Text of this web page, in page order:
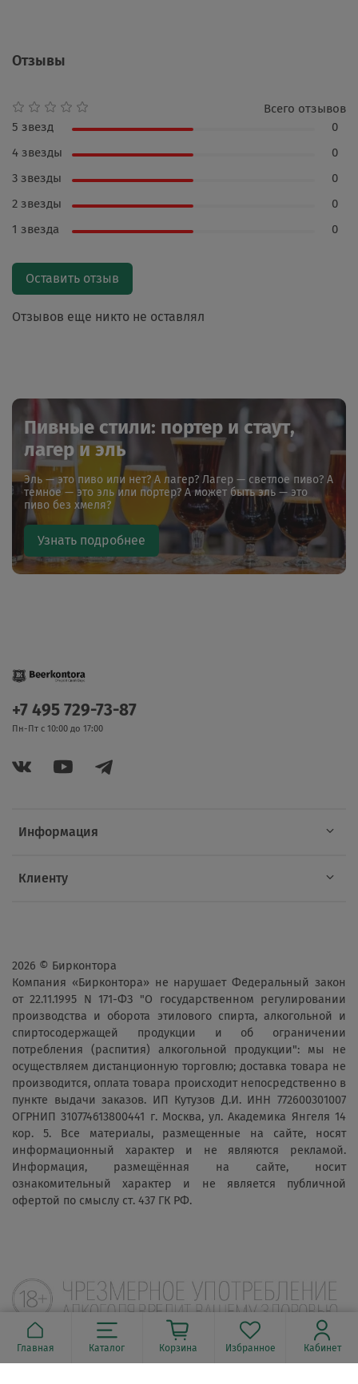
Отзывы
Отзывов еще никто не оставлял
Всего отзывов
5 звезд
0
4 звезды
0
3 звезды
0
2 звезды
0
1 звезда
0
Оставить отзыв
Пивные стили: портер и стаут,
лагер и эль
Эль — это пиво или нет? А лагер? Лагер — светлое пиво? А
темное — это эль или портер? А может быть эль — это
пиво без хмеля?
Узнать подробнее
Информация
Клиенту
+7 495 729-73-87
Пн-Пт с 10:00 до 17:00
2026 © Бирконтора
Компания «Бирконтора» не нарушает Федеральный закон
от 22.11.1995 N 171-ФЗ "О государственном регулировании
производства и оборота этилового спирта, алкогольной и
спиртосодержащей продукции и об ограничении
потребления (распития) алкогольной продукции": мы не
осуществляем дистанционную торговлю; доставка товара не
производится, оплата товара происходит непосредственно в
пункте выдачи заказов. ИП Кутузов Д.И. ИНН 772600301007
ОГРНИП 310774613800441 г. Москва, ул. Академика Янгеля 14
кор. 5. Все материалы, размещенные на сайте, носят
информационный характер и не являются рекламой.
Информация, размещённая на сайте, носит
ознакомительный характер и не является публичной
офертой по смыслу ст. 437 ГК РФ.
Главная Каталог Корзина Избранное Кабинет